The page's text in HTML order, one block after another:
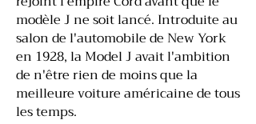
modèle J ne soit lancé. Introduite au
salon de l'automobile de New York
en 1928, la Model J avait l'ambition
de n'être rien de moins que la
meilleure voiture américaine de tous
les temps.